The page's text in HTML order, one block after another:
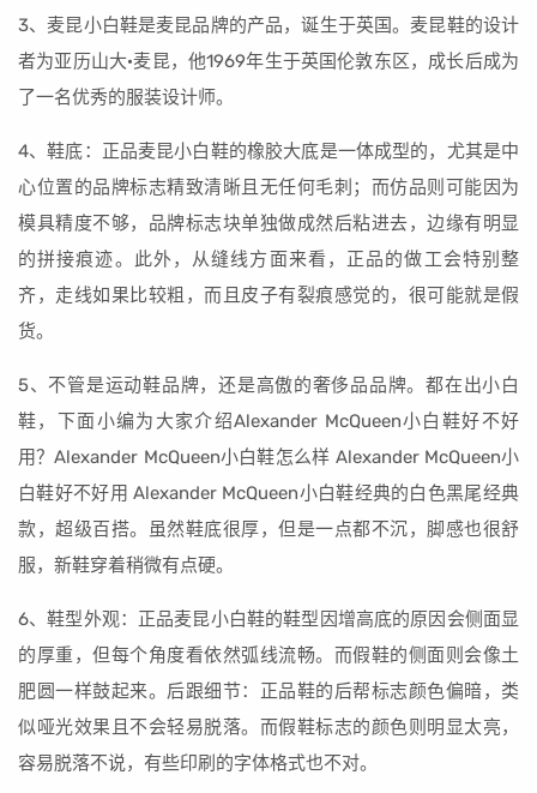
3、麦昆小白鞋是麦昆品牌的产品，诞生于英国。麦昆鞋的设计
者为亚历山大·麦昆，他1969年生于英国伦敦东区，成长后成为
了一名优秀的服装设计师。
4、鞋底：正品麦昆小白鞋的橡胶大底是一体成型的，尤其是中
心位置的品牌标志精致清晰且无任何毛刺；而仿品则可能因为
模具精度不够，品牌标志块单独做成然后粘进去，边缘有明显
的拼接痕迹。此外，从缝线方面来看，正品的做工会特别整
齐，走线如果比较粗，而且皮子有裂痕感觉的，很可能就是假
货。
5、不管是运动鞋品牌，还是高傲的奢侈品品牌。都在出小白
鞋，下面小编为大家介绍Alexander McQueen小白鞋好不好
用？Alexander McQueen小白鞋怎么样 Alexander McQueen小
白鞋好不好用 Alexander McQueen小白鞋经典的白色黑尾经典
款，超级百搭。虽然鞋底很厚，但是一点都不沉，脚感也很舒
服，新鞋穿着稍微有点硬。
6、鞋型外观：正品麦昆小白鞋的鞋型因增高底的原因会侧面显
的厚重，但每个角度看依然弧线流畅。而假鞋的侧面则会像土
肥圆一样鼓起来。后跟细节：正品鞋的后帮标志颜色偏暗，类
似哑光效果且不会轻易脱落。而假鞋标志的颜色则明显太亮，
容易脱落不说，有些印刷的字体格式也不对。